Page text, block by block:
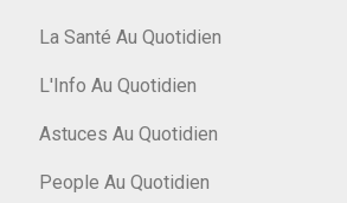
La Santé Au Quotidien
L'Info Au Quotidien
Astuces Au Quotidien
People Au Quotidien